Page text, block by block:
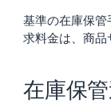
基準の在庫保
求料金は、商品
在庫保